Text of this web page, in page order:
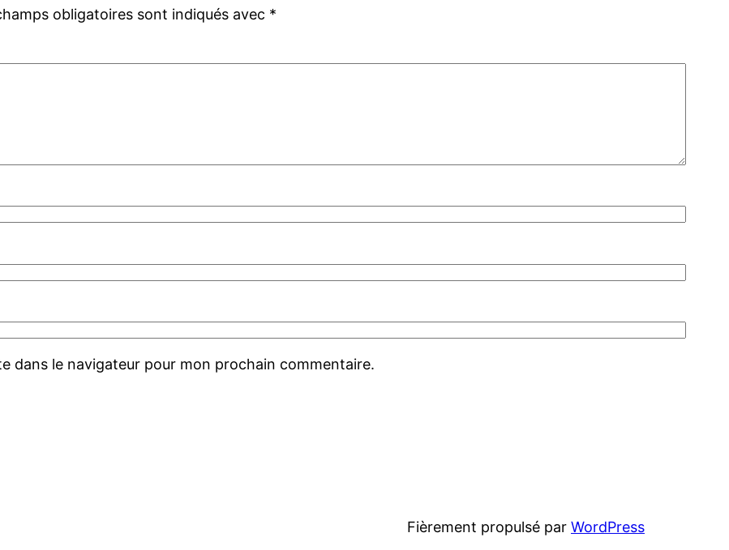
obligatoires sont indiqués avec *
dans le navigateur pour mon prochain commentaire.
Fièrement propulsé par WordPress